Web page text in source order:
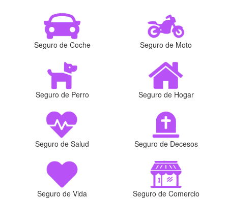
Seguro de Coche Seguro de Moto
Seguro de Perro Seguro de Hogar
Seguro de Salud Seguro de Decesos
Seguro de Vida Seguro de Comercio